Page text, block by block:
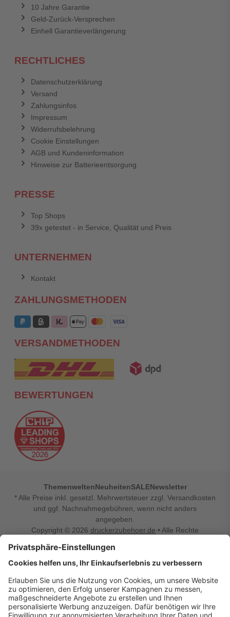
10 Jahre Garantie
Geld-Zurück-Versprechen
Einhell Garantieverlängerung
RECHTLICHES
Datenschutzerklärung
Versand
Zahlungsinfos
Impressum
Widerrufsbelehrung
Cookie Einstellungen
AGB und Kundeninformation
Hinweise zur Batterieentsorgung
PRESSE
Top Shops
39x getestet - in Service, Qualität und Preis
UNTERNEHMEN
Kontakt
ZAHLUNGSMETHODEN
VERSANDMETHODEN
BEWERTUNGEN
ThemenweltenNeuheitenSALENewsletter
* Alle Preise inkl. gesetzl. Mehrwertsteuer zzgl. Versandkosten
und ggf. Nachnahmegebühren, wenn nicht anders
angegeben.
Copyright © 2026 druckerzubehoer.de • Alle Rechte
Vertrag widerrufen
Druckerzubehoer.de – preiswerte Qualität für Ihr Office
Sie sind auf der Suche nach dem passenden Druckerzubehör
oder Zubehör für das Büro, den Computer oder Ihr
Smartphone? Dann sind Sie bei Druckerzubehoer.de genau
richtig! Unser breites Sortiment bietet unter anderem Tinte